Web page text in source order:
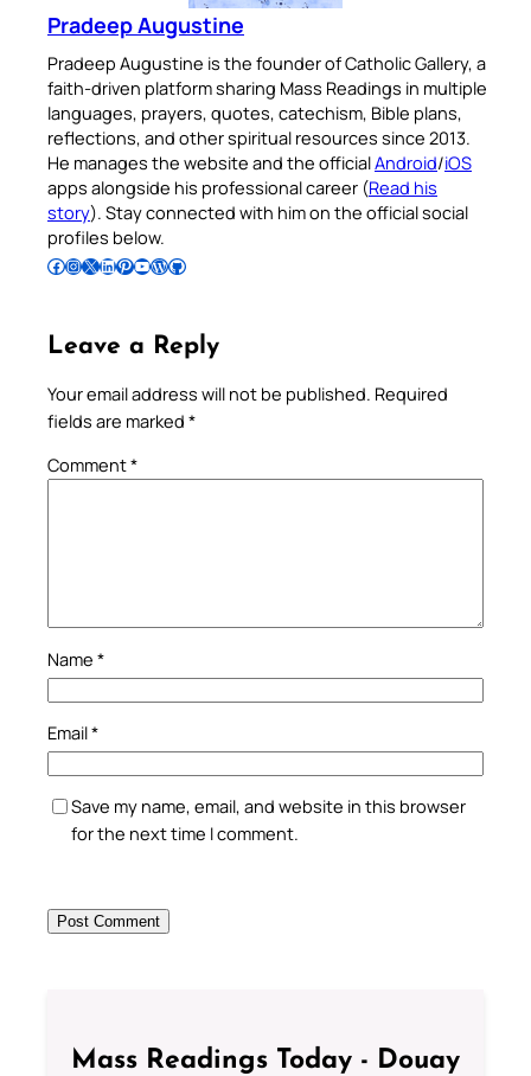
Pradeep Augustine
Pradeep Augustine is the founder of Catholic Gallery, a
faith-driven platform sharing Mass Readings in multiple
languages, prayers, quotes, catechism, Bible plans,
reflections, and other spiritual resources since 2013.
He manages the website and the officialAndroid/iOS
apps alongside his professional career (Read his
story). Stay connected with him on the official social
profiles below.
Follow Pradeep on Facebook Follow Pradeep on InstagramFollow Pradeep on X Follow Pradeep on LinkedIn Follow Pradeep on Pinterest Subscribe to Pradeep’s Youtube Channel Follow Pradeep on WordPress Follow Pradeep on GitHub
Leave a Reply
Your email address will not be published. Required
fields are marked *
Comment*
Name *
Email*
Save my name, email, and website in this browser
for the next time I comment.
Mass Readings Today - Douay